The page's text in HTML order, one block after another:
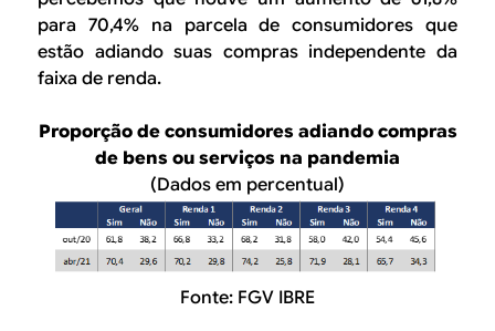
para 70,4% na parcela de consumidores que
estão adiando suas compras independente da
faixa de renda.
Proporção de consumidores adiando compras
de bens ou serviços na pandemia
(Dados em percentual)
Fonte: FGV IBRE